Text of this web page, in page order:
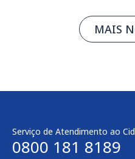
MAIS
Serviço de Atendimento ao
0800 181 8189